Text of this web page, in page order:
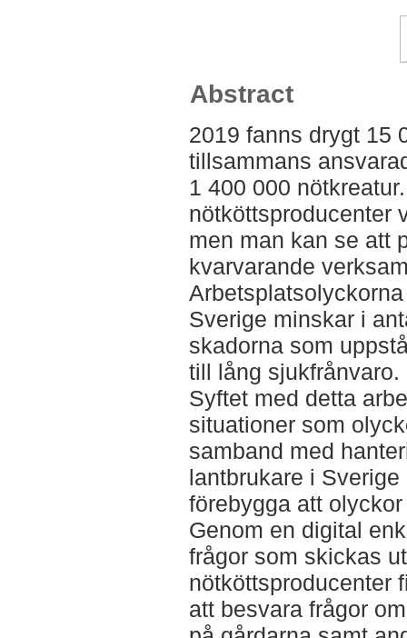
Abstract
2019 fanns drygt 15
tillsammans
1 400 000
nötköttsproducenter
men man kan se att
kvarvarande
Sverige minskar i
skadorna som
till lång sjukfrånvaro.
Syftet med detta
situationer som
samband med
lantbrukare i Sverige
förebygga att
Genom en digital
frågor som skickas
nötköttsproducenter
att besvara frågor